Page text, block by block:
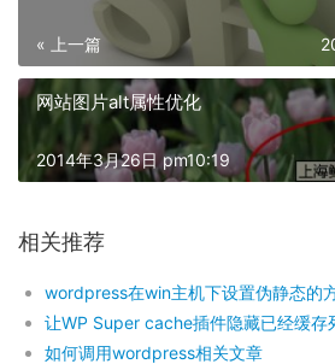
« 上一篇
网站图片alt属性优化
2014年3月26日 pm10:19
相关推荐
wordpress在win主机下设置伪静态的
让WP Super cache插件隐藏已经缓存
如何调用wordpress相关文章